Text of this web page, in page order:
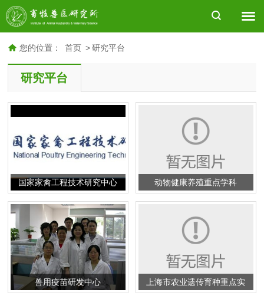
您的位置： 首页 > 研究平台
研究平台
国家家禽工程技术研究中心 动物健康养殖重点学科
兽用疫苗研发中心
上海市农业遗传育种重点实